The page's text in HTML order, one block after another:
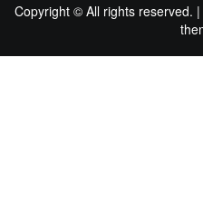
Copyright © All rights reserved. |